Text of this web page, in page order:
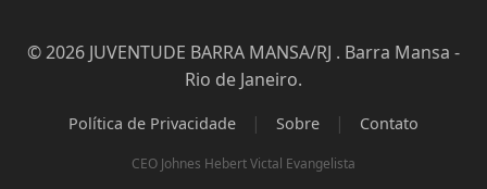
© 2026 JUVENTUDE BARRA MANSA/RJ . Barra Mansa -
Rio de Janeiro.
Política de Privacidade | Sobre | Contato
CEO Johnes Hebert Victal Evangelista